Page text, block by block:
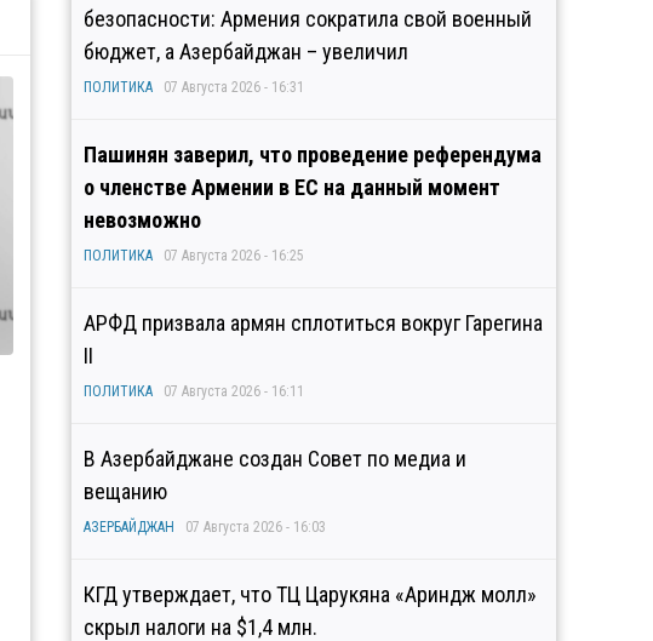
безопасности: Армения сократила свой военный
бюджет, а Азербайджан – увеличил
ПОЛИТИКА 07 Августа 2026 - 16:31
Пашинян заверил, что проведение референдума
о членстве Армении в ЕС на данный момент
невозможно
ПОЛИТИКА 07 Августа 2026 - 16:25
АРФД призвала армян сплотиться вокруг Гарегина
II
ПОЛИТИКА 07 Августа 2026 - 16:11
В Азербайджане создан Совет по медиа и
вещанию
АЗЕРБАЙДЖАН 07 Августа 2026 - 16:03
КГД утверждает, что ТЦ Царукяна «Ариндж молл»
скрыл налоги на $1,4 млн.